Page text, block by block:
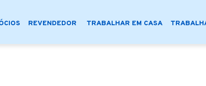
REVENDEDOR TRABALHAR EM CASA